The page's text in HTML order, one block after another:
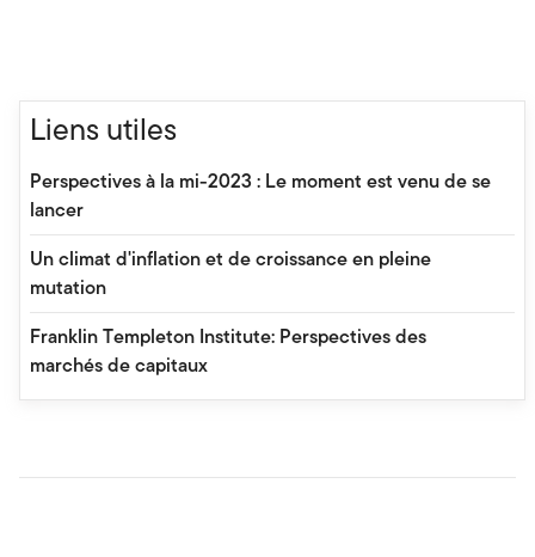
Liens utiles
Perspectives à la mi-2023 : Le moment est venu de se
lancer
Un climat d'inflation et de croissance en pleine
mutation
Franklin Templeton Institute: Perspectives des
marchés de capitaux